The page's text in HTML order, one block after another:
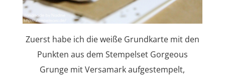
Zuerst habe ich die weiße Grundkarte mit den
Punkten aus dem Stempelset Gorgeous
Grunge mit Versamark aufgestempelt,